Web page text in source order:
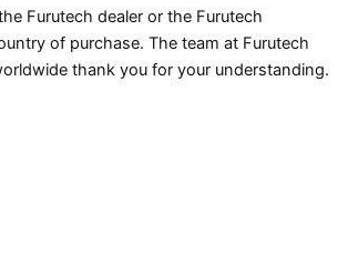
Furutech dealer or the Furutech
of purchase. The team at Furutech
thank you for your understanding.